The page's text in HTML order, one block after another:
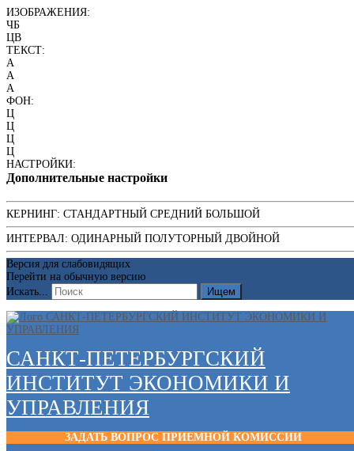
ИЗОБРАЖЕНИЯ:
ЧБ
ЦВ
ТЕКСТ:
A
A
A
ФОН:
Ц
Ц
Ц
Ц
НАСТРОЙКИ:
Дополнительные настройки
КЕРНИНГ: СТАНДАРТНЫЙ СРЕДНИЙ БОЛЬШОЙ
ИНТЕРВАЛ: ОДИНАРНЫЙ ПОЛУТОРНЫЙ ДВОЙНОЙ
Версия для слабовидящих
Перейти на обычную версию
Искать...
Ищем
САНКТ-ПЕТЕРБУРГСКИЙ
ИНСТИТУТ ЭКОНОМИКИ И
УПРАВЛЕНИЯ
ЗАДАТЬ ВОПРОС ПРИЕМНОЙ КОМИССИИ